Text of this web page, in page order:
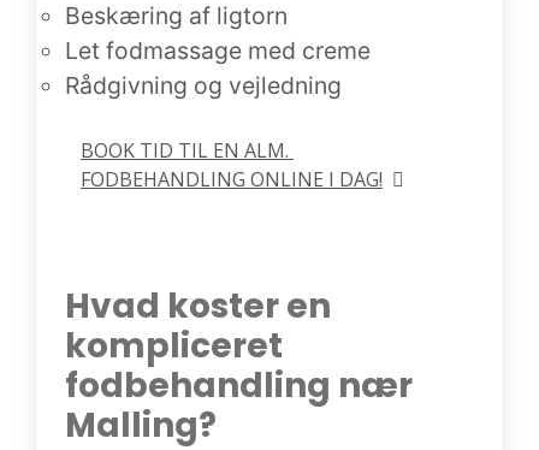
Beskæring af ligtorn
Let fodmassage med creme
Rådgivning og vejledning
BOOK TID TIL EN ALM.
FODBEHANDLING ONLINE I DAG!
Hvad koster en
kompliceret
fodbehandling nær
Malling?